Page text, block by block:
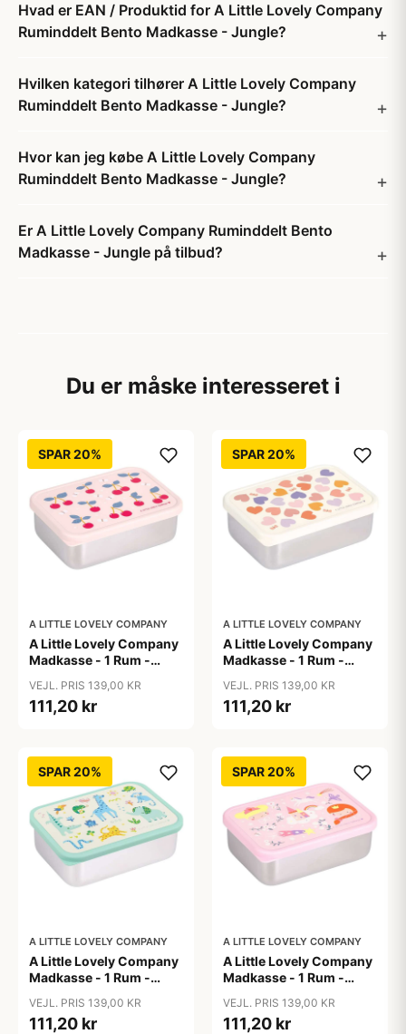
Hvad er EAN / Produktid for A Little Lovely Company
Ruminddelt Bento Madkasse - Jungle?
Hvilken kategori tilhører A Little Lovely Company
Ruminddelt Bento Madkasse - Jungle?
Hvor kan jeg købe A Little Lovely Company
Ruminddelt Bento Madkasse - Jungle?
Er A Little Lovely Company Ruminddelt Bento
Madkasse - Jungle på tilbud?
Du er måske interesseret i
SPAR 20%
A LITTLE LOVELY COMPANY
A Little Lovely Company
Madkasse - 1 Rum -
Cherries
VEJL. PRIS 139,00 KR
111,20 kr
SPAR 20%
A LITTLE LOVELY COMPANY
A Little Lovely Company
Madkasse - 1 Rum -
Hearts
VEJL. PRIS 139,00 KR
111,20 kr
SPAR 20%
A LITTLE LOVELY COMPANY
A Little Lovely Company
Madkasse - 1 Rum -
Jungle
VEJL. PRIS 139,00 KR
111,20 kr
SPAR 20%
A LITTLE LOVELY COMPANY
A Little Lovely Company
Madkasse - 1 Rum -
Princesses
VEJL. PRIS 139,00 KR
111,20 kr